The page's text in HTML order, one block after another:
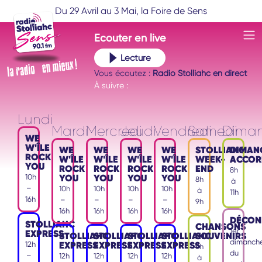
Du 29 Avril au 3 Mai, la Foire de Sens
Ecouteren live
Lecture
Vous écoutez : Radio Stolliahc en direct
À suivre :
Lundi
WE
W'ÎLE
ROCK
YOU
10h
–
16h
STOLLIAHC
EXPRESS
12h
–
Mardi
WE
W'ÎLE
ROCK
YOU
10h
–
16h
STOLLIAHC
EXPRESS
12h
Mercredi
WE
W'ÎLE
ROCK
YOU
10h
–
16h
STOLLIAHC
EXPRESS
12h
Jeudi
WE
W'ÎLE
ROCK
YOU
10h
–
16h
STOLLIAHC
EXPRESS
12h
Vendredi
WE
W'ÎLE
ROCK
YOU
10h
–
16h
STOLLIAHC
EXPRESS
12h
Samedi
STOLLIAHC
WEEK-
END
8h
à
9h
CHANSONS
SOUVENIRS
9h
à
8h
à
11h
1er
du